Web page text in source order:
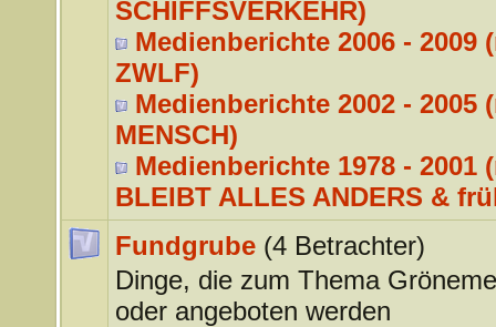
SCHIFFSVERKEHR)
Medienberichte 2006 - 2009
ZWLF)
Medienberichte 2002 - 2005
MENSCH)
Medienberichte 1978 - 2001
BLEIBT ALLES ANDERS &
Fundgrube (4 Betrachter)
Dinge, die zum Thema
oder angeboten werden